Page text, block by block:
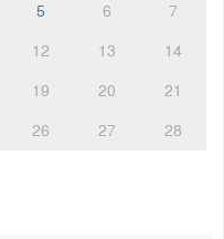
5 6
7
12 13
14
19 20
21
26 27
28